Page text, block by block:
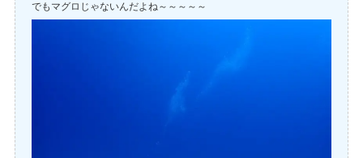
でもマグロじゃないんだよね～～～～～